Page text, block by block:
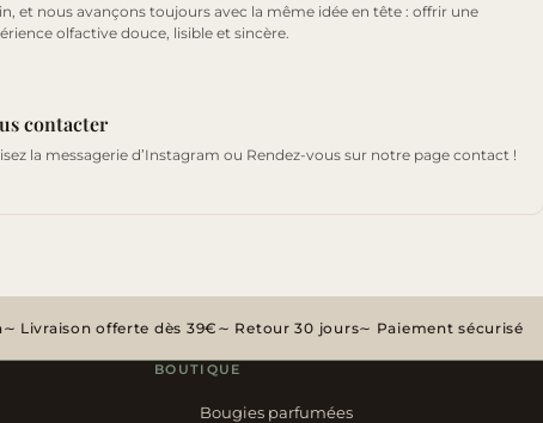
et nous avançons toujours avec la même idée en tête : offrir une
olfactive douce, lisible et sincère.
contacter
la messagerie d’Instagram ou Rendez-vous sur notre page contact !
Livraison offerte dès 39€ Retour 30 jours Paiement sécurisé
BOUTIQUE
Bougies parfumées